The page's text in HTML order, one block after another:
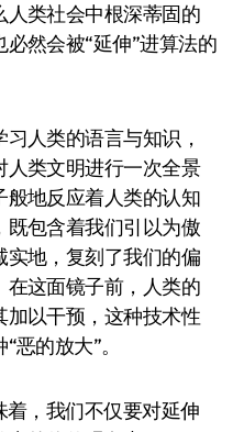
人类社会中根深蒂固的
然会被“延伸”进算法的
人类的语言与知识，
人类文明进行一次全景
地反应着人类的认知
包含着我们引以为傲
地，复刻了我们的偏
在这面镜子前，人类的
以干预，这种技术性
恶的放大”。
，我们不仅要对延伸